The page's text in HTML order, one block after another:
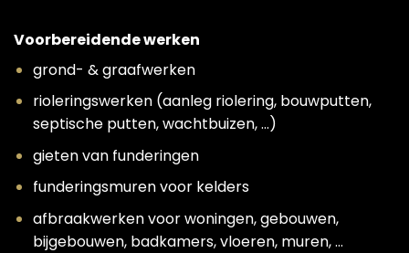
Voorbereidende werken
grond- & graafwerken
rioleringswerken (aanleg riolering, bouwputten,
septische putten, wachtbuizen, …)
gieten van funderingen
funderingsmuren voor kelders
afbraakwerken voor woningen, gebouwen,
bijgebouwen, badkamers, vloeren, muren, …